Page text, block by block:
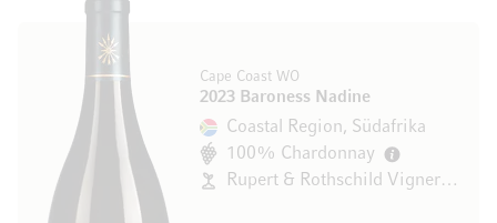
Cape Coast WO
2023 Baroness Nadine
Coastal Region, Südafrika
100% Chardonnay
Rupert & Rothschild Vignerons